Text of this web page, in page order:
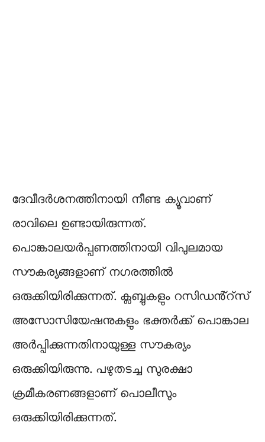
ദേവീദർശനത്തിനായി നീണ്ട ക്യൂവാണ്
രാവിലെ ഉണ്ടായിരുന്നത്.
പൊങ്കാലയർപ്പണത്തിനായി വിപുലമായ
സൗകര്യങ്ങളാണ് ന​ഗരത്തിൽ
ഒരുക്കിയിരിക്കുന്നത്. ക്ലബ്ബുകളും റസിഡൻ്റ്സ്
അസോസിയേഷനുകളും ഭക്തർക്ക് പൊങ്കാല
അർപ്പിക്കുന്നതിനായുള്ള സൗകര്യം
ഒരുക്കിയിരുന്നു. പഴുതടച്ച സുരക്ഷാ
ക്രമീകരണങ്ങളാണ് പൊലീസും
ഒരുക്കിയിരിക്കുന്നത്.